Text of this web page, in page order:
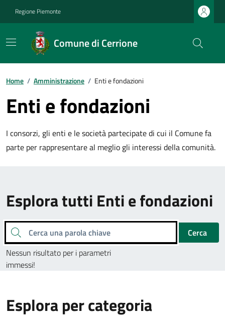
Regione Piemonte
Comune di Cerrione
Home / Amministrazione / Enti e fondazioni
Enti e fondazioni
I consorzi, gli enti e le società partecipate di cui il Comune fa
parte per rappresentare al meglio gli interessi della comunità.
Esplora tutti Enti e fondazioni
Cerca una parola chiave
Cerca
Nessun risultato per i parametri
immessi!
Esplora per categoria